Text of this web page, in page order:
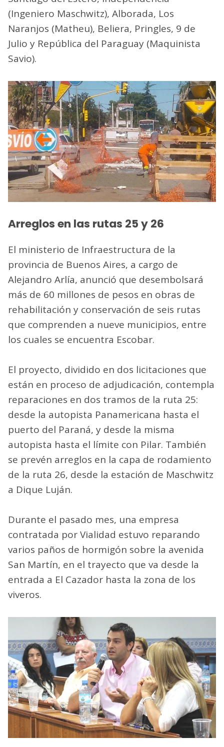
(Ingeniero Maschwitz), Alborada, Los
Naranjos (Matheu), Beliera, Pringles, 9 de
Julio y República del Paraguay (Maquinista
Savio).
Arreglos en las rutas 25 y 26
El ministerio de Infraestructura de la
provincia de Buenos Aires, a cargo de
Alejandro Arlía, anunció que desembolsará
más de 60 millones de pesos en obras de
rehabilitación y conservación de seis rutas
que comprenden a nueve municipios, entre
los cuales se encuentra Escobar.
El proyecto, dividido en dos licitaciones que
están en proceso de adjudicación, contempla
reparaciones en dos tramos de la ruta 25:
desde la autopista Panamericana hasta el
puerto del Paraná, y desde la misma
autopista hasta el límite con Pilar. También
se prevén arreglos en la capa de rodamiento
de la ruta 26, desde la estación de Maschwitz
a Dique Luján.
Durante el pasado mes, una empresa
contratada por Vialidad estuvo reparando
varios paños de hormigón sobre la avenida
San Martín, en el trayecto que va desde la
entrada a El Cazador hasta la zona de los
viveros.